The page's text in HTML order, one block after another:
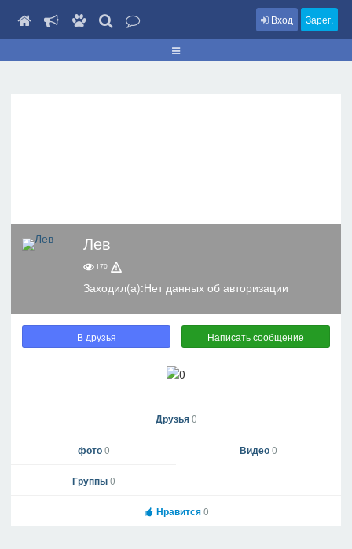
Вход Зарег.
Лев
170
Заходил(а):Нет данных об авторизации
В друзья Написать сообщение
Друзья0
фото0 Видео0
Группы0
Нравится0